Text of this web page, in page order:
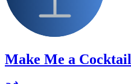
Make Me a Cocktail